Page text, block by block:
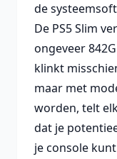
de
De PS5 Slim
ongeveer
klinkt
maar met
worden, telt
dat je
je console